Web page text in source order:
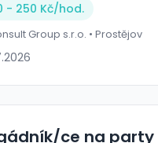
- 250 Kč/hod.
Group s.r.o. • Prostějov
ce na